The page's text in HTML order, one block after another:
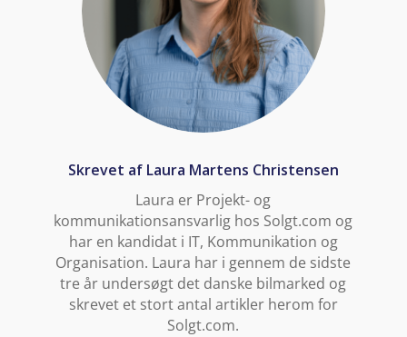
Skrevet af Laura Martens Christensen
Laura er Projekt- og
kommunikationsansvarlig hos Solgt.com og
har en kandidat i IT, Kommunikation og
Organisation. Laura har i gennem de sidste
tre år undersøgt det danske bilmarked og
skrevet et stort antal artikler herom for
Solgt.com.